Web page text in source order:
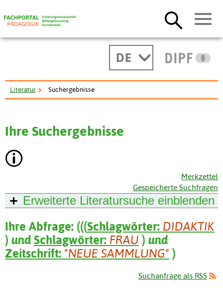
DE
Literatur Suchergebnisse
Ihre Suchergebnisse
Merkzettel
Gespeicherte Suchfragen
Erweiterte Literatursuche einblenden
Ihre Abfrage: (((Schlagwörter: DIDAKTIK
) und Schlagwörter: FRAU ) und
Zeitschrift: "NEUE SAMMLUNG" )
Suchanfrage als RSS